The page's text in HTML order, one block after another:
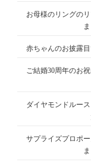
お母様のリングの
赤ちゃんのお披露
ご結婚30周年のお
ダイヤモンドルー
サプライズプロポ